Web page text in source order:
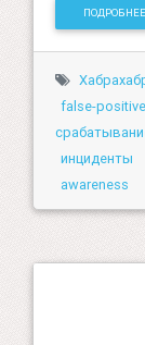
ПОДРОБНЕЕ
false-positive
инциденты
awareness